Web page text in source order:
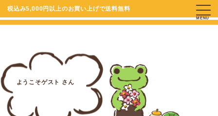
税込み5,000円以上のお買い上げで送料無料
ようこそゲスト さん
MENU